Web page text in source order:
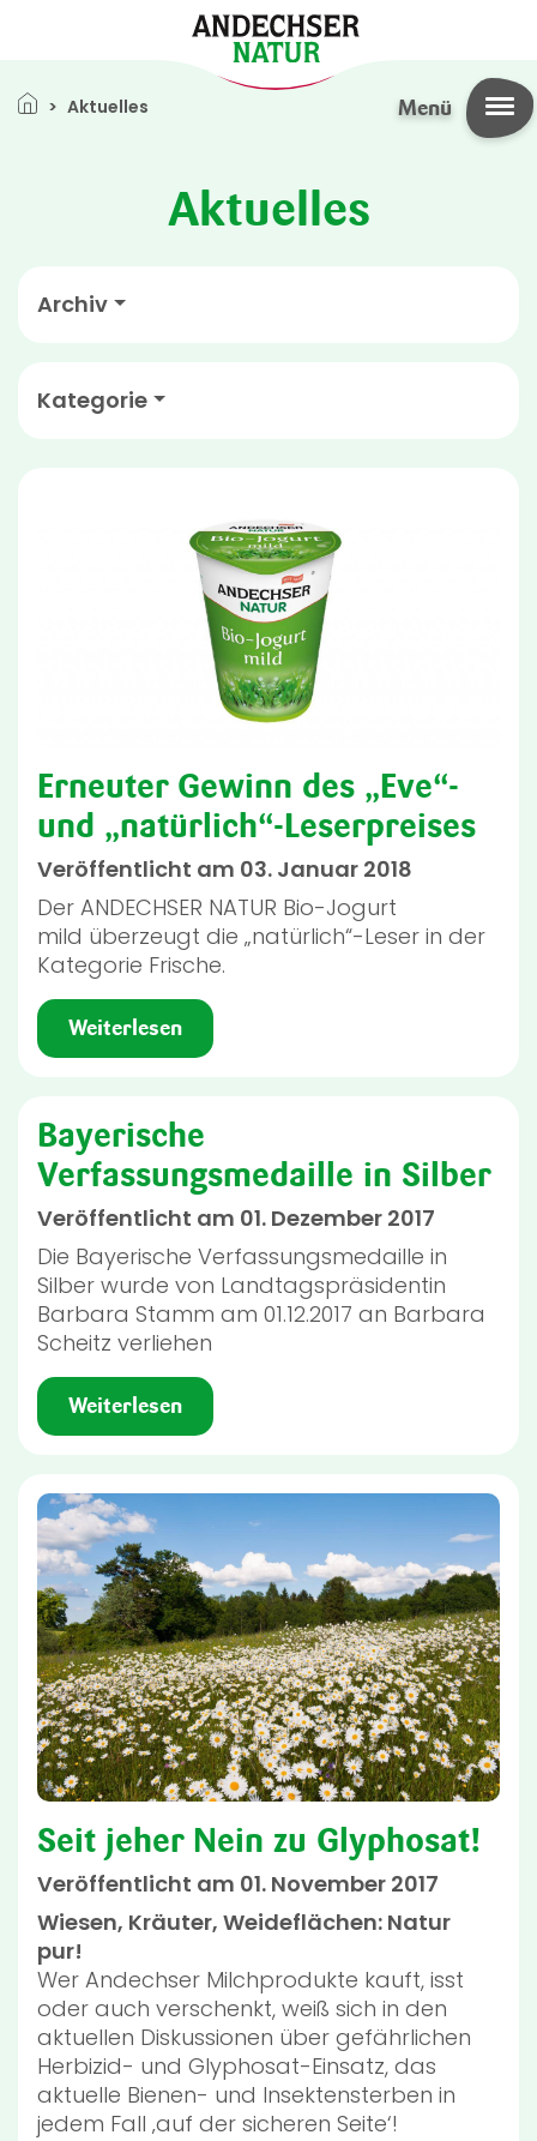
Menü
Pfadnavigation
Aktuelles
Aktuelles
Archiv
Kategorie
Erneuter Gewinn des „Eve“-
und „natürlich“-Leserpreises
Veröffentlicht am 03. Januar 2018
Der ANDECHSER NATUR Bio-Jogurt
mild überzeugt die „natürlich“-Leser in der
Kategorie Frische.
Weiterlesen
Bayerische
Verfassungsmedaille in Silber
Veröffentlicht am 01. Dezember 2017
Die Bayerische Verfassungsmedaille in
Silber wurde von Landtagspräsidentin
Barbara Stamm am 01.12.2017 an Barbara
Scheitz verliehen
Weiterlesen
Seit jeher Nein zu Glyphosat!
Veröffentlicht am 01. November 2017
Wiesen, Kräuter, Weideflächen: Natur
pur!
Wer Andechser Milchprodukte kauft, isst
oder auch verschenkt, weiß sich in den
aktuellen Diskussionen über gefährlichen
Herbizid- und Glyphosat-Einsatz, das
aktuelle Bienen- und Insektensterben in
jedem Fall ‚auf der sicheren Seite‘!